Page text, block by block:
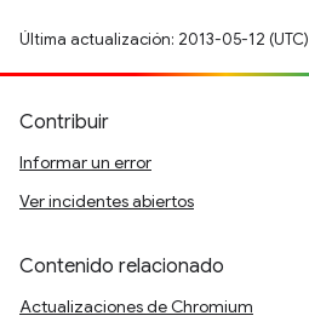
Última actualización: 2013-05-12 (UTC)
Contribuir
Informar un error
Ver incidentes abiertos
Contenido relacionado
Actualizaciones de Chromium